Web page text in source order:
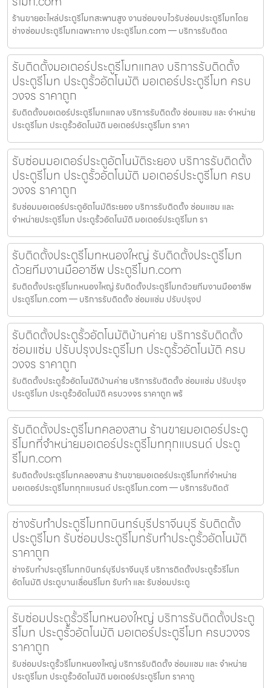
ร้านขายอะไหล่ประตูรีโมทสะพานสูง งานซ่อมจบไวรับซ่อมประตูรีโมทโดย
ช่างซ่อมประตูรีโมทเฉพาะทาง ประตูรีโมท.com — บริการรับติดต
รับติดตั้งมอเตอร์ประตูรีโมทแกลง บริการรับติดตั้ง
ประตูรีโมท ประตูรั้วอัตโนมัติ มอเตอร์ประตูรีโมท ครบ
วงจร ราคาถูก
รับติดตั้งมอเตอร์ประตูรีโมทแกลง บริการรับติดตั้ง ซ่อมแซม และ จำหน่าย
ประตูรีโมท ประตูรั้วอัตโนมัติ มอเตอร์ประตูรีโมท ราคา
รับซ่อมมอเตอร์ประตูอัตโนมัติระยอง บริการรับติดตั้ง
ประตูรีโมท ประตูรั้วอัตโนมัติ มอเตอร์ประตูรีโมท ครบ
วงจร ราคาถูก
รับซ่อมมอเตอร์ประตูอัตโนมัติระยอง บริการรับติดตั้ง ซ่อมแซม และ
จำหน่ายประตูรีโมท ประตูรั้วอัตโนมัติ มอเตอร์ประตูรีโมท รา
รับติดตั้งประตูรีโมทหนองใหญ่ รับติดตั้งประตูรีโมท
ด้วยทีมงานมืออาชีพ ประตูรีโมท.com
รับติดตั้งประตูรีโมทหนองใหญ่ รับติดตั้งประตูรีโมทด้วยทีมงานมืออาชีพ
ประตูรีโมท.com — บริการรับติดตั้ง ซ่อมแซ่ม ปรับปรุงป
รับติดตั้งประตูรั้วอัตโนมัติบ้านค่าย บริการรับติดตั้ง
ซ่อมแซ่ม ปรับปรุงประตูรีโมท ประตูรั้วอัตโนมัติ ครบ
วงจร ราคาถูก
รับติดตั้งประตูรั้วอัตโนมัติบ้านค่าย บริการรับติดตั้ง ซ่อมแซ่ม ปรับปรุง
ประตูรีโมท ประตูรั้วอัตโนมัติ ครบวงจร ราคาถูก พร้
รับติดตั้งประตูรีโมทคลองสาน ร้านขายมอเตอร์ประตู
รีโมทที่จำหน่ายมอเตอร์ประตูรีโมททุกแบรนด์ ประตู
รีโมท.com
รับติดตั้งประตูรีโมทคลองสาน ร้านขายมอเตอร์ประตูรีโมทที่จำหน่าย
มอเตอร์ประตูรีโมททุกแบรนด์ ประตูรีโมท.com — บริการรับติดตั
ช่างรับทำประตูรีโมทกบินทร์บุรีปราจีนบุรี รับติดตั้ง
ประตูรีโมท รับซ่อมประตูรีโมทรับทำประตูรั้วอัตโนมัติ
ราคาถูก
ช่างรับทำประตูรีโมทกบินทร์บุรีปราจีนบุรี บริการติดตั้งประตูรั้วรีโมท
อัตโนมัติ ประตูบานเลื่อนรีโมท รับทำ และ รับซ่อมประตู
รับซ่อมประตูรั้วรีโมทหนองใหญ่ บริการรับติดตั้งประตู
รีโมท ประตูรั้วอัตโนมัติ มอเตอร์ประตูรีโมท ครบวงจร
ราคาถูก
รับซ่อมประตูรั้วรีโมทหนองใหญ่ บริการรับติดตั้ง ซ่อมแซม และ จำหน่าย
ประตูรีโมท ประตูรั้วอัตโนมัติ มอเตอร์ประตูรีโมท ราคาถู